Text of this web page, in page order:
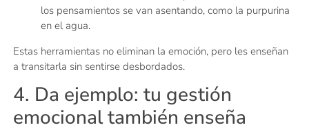
los pensamientos se van asentando, como la purpurina
en el agua.
Estas herramientas no eliminan la emoción, pero les enseñan
a transitarla sin sentirse desbordados.
4. Da ejemplo: tu gestión
emocional también enseña